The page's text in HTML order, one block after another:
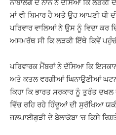
ਨਾਬਾਲਗ ਦੇ ਨਾਨੇ ਨੇ ਦੱਸਿਆ ਕਿ ਲੜਕੀ
ਮਾਂ ਵੀ ਬਿਮਾਰ ਹੈ ਅਤੇ ਉਹ ਆਪਣੀ ਧੀ
ਪਰਿਵਾਰ ਵਾਲਿਆਂ ਨੇ ਉਸ ਨੂੰ ਵਿਦਾ ਕਰ
ਅਸਮਰੱਥ ਸੀ ਕਿ ਲੜਕੀ ਇੱਥੇ ਕਿਵੇਂ
ਪਰਿਵਾਰਕ ਮੈਂਬਰਾਂ ਨੇ ਦੱਸਿਆ ਕਿ
ਅਤੇ ਕਤਲ ਵਰਗੀਆਂ ਘਿਨਾਉਣੀਆਂ
ਕਿਹਾ ਕਿ ਭਾਰਤ ਸਰਕਾਰ ਨੂੰ ਤੁਰੰਤ
ਵਿੱਚ ਰਹਿ ਰਹੇ ਹਿੰਦੂਆਂ ਦੀ ਸੁਰੱਖਿਆ
ਜਲਪਾਈਗੁੜੀ ਦੇ ਬੇਲਾਕੋਬਾ ‘ਚ ਕਿਸੇ